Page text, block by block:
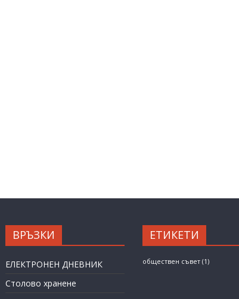
ВРЪЗКИ
ЕЛЕКТРОНЕН ДНЕВНИК
Столово хранене
ЕТИКЕТИ
обществен съвет(1)